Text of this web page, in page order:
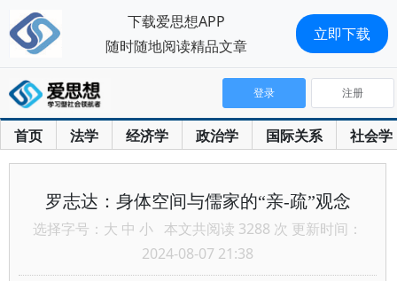
首页 法学 经济学 政治学 国际关系 社会学
登录 注册
罗志达：身体空间与儒家的“亲-疏”观念
选择字号： 大 中 小 本文共阅读 3288 次 更新时间：
2024-08-07 21:38
下载爱思想APP
随时随地阅读精品文章
立即下载